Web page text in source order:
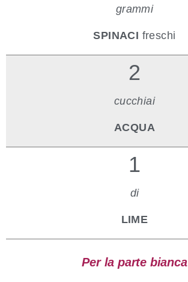
grammi
SPINACI freschi
2
cucchiai
ACQUA
1
di
LIME
Per la parte bianca